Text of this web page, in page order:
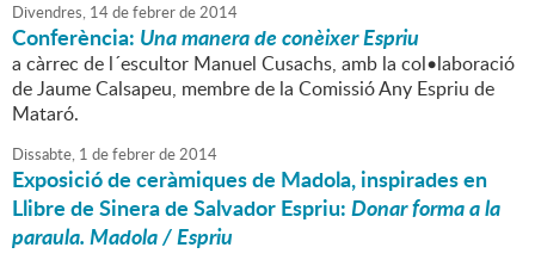
Divendres, 14defebrerde2014
Conferència: Una manera de conèixer Espriu
a càrrec de l´escultor Manuel Cusachs, amb la col•laboració
de Jaume Calsapeu, membre de la Comissió Any Espriu de
Mataró.
Dissabte, 1 defebrerde2014
Exposició de ceràmiques de Madola, inspirades en
Llibre de Sinera de Salvador Espriu:Donar forma a la
paraula. Madola / Espriu